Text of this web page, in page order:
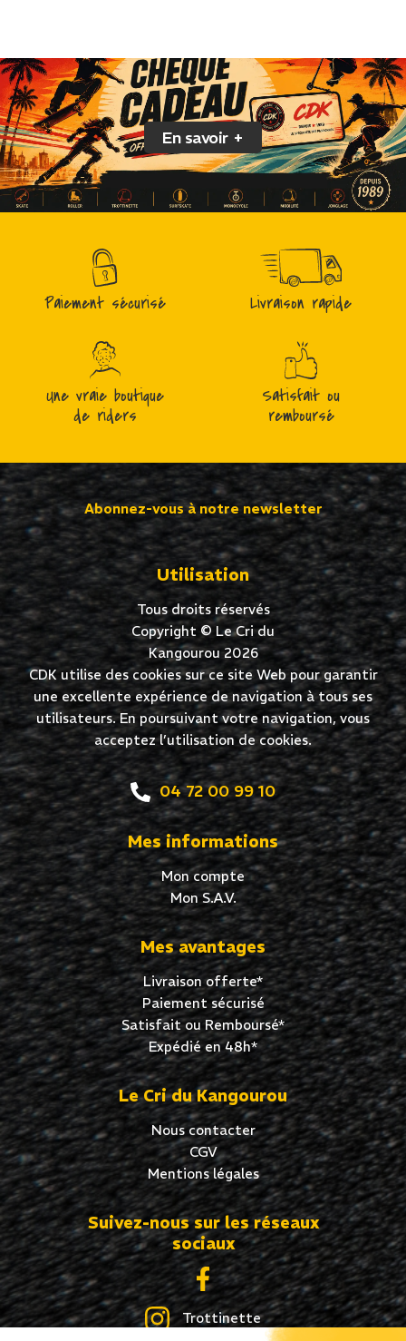
En savoir +
Paiement sécurisé Livraison rapide
Une vraie boutique
de riders
Satisfait ou
remboursé
Abonnez-vous à notre newsletter
Utilisation
Tous droits réservés
Copyright © Le Cri du
Kangourou 2026
CDK utilise des cookies sur ce site Web pour garantir
une excellente expérience de navigation à tous ses
utilisateurs. En poursuivant votre navigation, vous
acceptez l’utilisation de cookies.
04 72 00 99 10
Mes informations
Mon compte
Mon S.A.V.
Mes avantages
Livraison offerte*
Paiement sécurisé
Satisfait ou Remboursé*
Expédié en 48h*
Le Cri du Kangourou
Nous contacter
CGV
Mentions légales
Suivez-nous sur les réseaux
sociaux
Trottinette